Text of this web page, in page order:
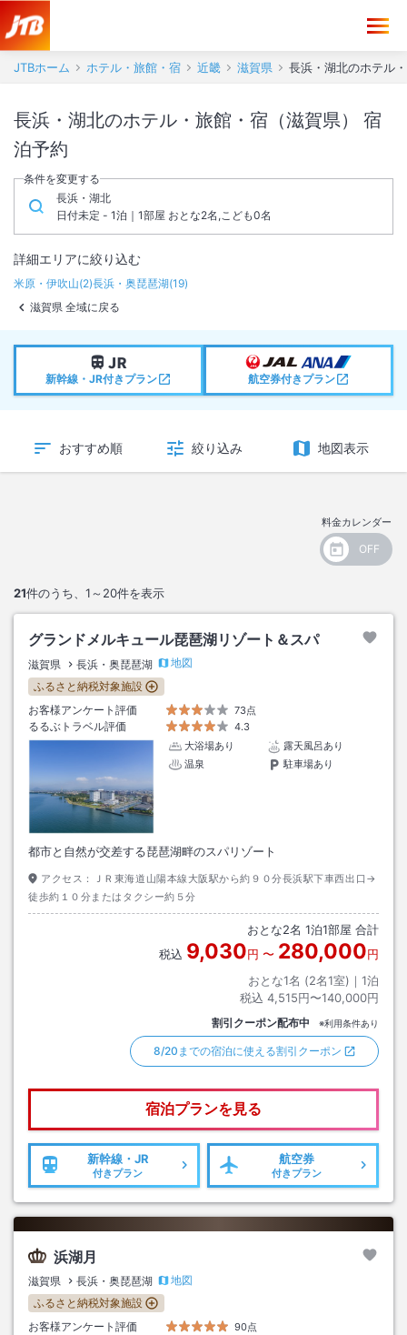
JTBホーム ホテル・旅館・宿 近畿 滋賀県 長浜・湖北のホテル
長浜・湖北のホテル・旅館・宿（滋賀県） 宿
泊予約
条件を変更する
長浜・湖北
日付未定 - 1泊｜1部屋 おとな2名,こども0名
詳細エリアに絞り込む
米原・伊吹山(2)長浜・奥琵琶湖(19)
滋賀県 全域に戻る
新幹線・JR付きプラン 航空券付きプラン
おすすめ順 絞り込み 地図表示
料金カレンダー
21件のうち、 1～20件を表示
グランドメルキュール琵琶湖リゾート＆スパ
滋賀県 長浜・奥琵琶湖
地図
ふるさと納税対象施設
お客様アンケート評価
73点
るるぶトラベル評価
4.3
大浴場あり
露天風呂あり
温泉
駐車場あり
都市と自然が交差する琵琶湖畔のスパリゾート
アクセス：
ＪＲ東海道山陽本線大阪駅から約９０分長浜駅下車西出口→
徒歩約１０分またはタクシー約５分
おとな2名 1泊1部屋 合計
税込 9,030円 〜 280,000円
おとな1名 (2名1室)｜ 1泊
税込 4,515円〜140,000円
割引クーポン配布中 ※利用条件あり
8/20までの宿泊に使える割引クーポン
宿泊プランを見る
新幹線・JR
付きプラン
航空券
付きプラン
浜湖月
滋賀県 長浜・奥琵琶湖
地図
ふるさと納税対象施設
お客様アンケート評価
90点